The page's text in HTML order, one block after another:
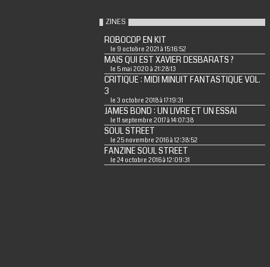
ZINES
ROBOCOP EN KIT
le 9 octobre 2021 à 15:16:52
MAIS QUI EST XAVIER DESBARATS ?
le 5 mai 2020 à 21:28:13
CRITIQUE : MIDI MINUIT FANTASTIQUE VOL.
3
le 3 octobre 2018 à 17:19:31
JAMES BOND : UN LIVRE ET UN ESSAI
le 11 septembre 2017 à 14:07:38
SOUL STREET
le 25 novembre 2016 à 12:38:52
FANZINE SOUL STREET
le 24 octobre 2016 à 12:09:31